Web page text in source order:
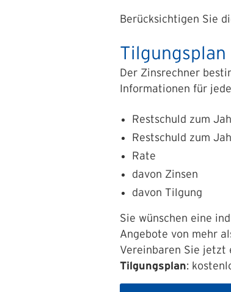
Berücksichtigen Sie
Der Zinsrechner
Informationen für
Restschuld zum
Restschuld zum
Rate
davon Zinsen
davon Tilgung
Sie wünschen eine
Angebote von mehr
Vereinbaren Sie jetzt
Tilgungsplan: